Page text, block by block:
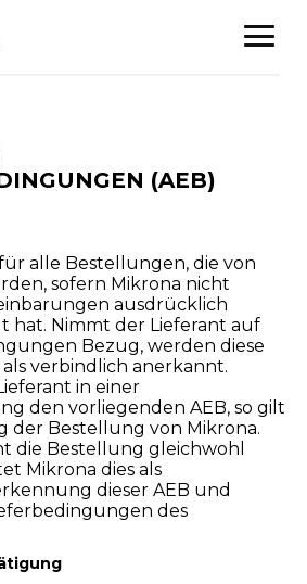
(AEB)
alle Bestellungen, die von
sofern Mikrona nicht
ausdrücklich
hat. Nimmt der Lieferant auf
Bezug, werden diese
verbindlich anerkannt.
in einer
den vorliegenden AEB, so gilt
der Bestellung von Mikrona.
die Bestellung gleichwohl
Mikrona dies als
dieser AEB und
des